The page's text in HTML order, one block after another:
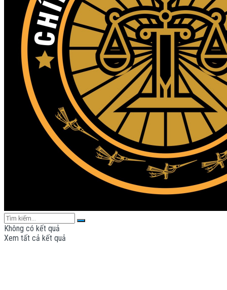
Không có kết quả
Xem tất cả kết quả